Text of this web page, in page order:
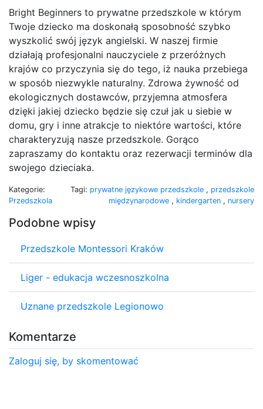
Bright Beginners to prywatne przedszkole w którym
Twoje dziecko ma doskonałą sposobność szybko
wyszkolić swój język angielski. W naszej firmie
działają profesjonalni nauczyciele z przeróżnych
krajów co przyczynia się do tego, iż nauka przebiega
w sposób niezwykle naturalny. Zdrowa żywność od
ekologicznych dostawców, przyjemna atmosfera
dzięki jakiej dziecko będzie się czuł jak u siebie w
domu, gry i inne atrakcje to niektóre wartości, które
charakteryzują nasze przedszkole. Gorąco
zapraszamy do kontaktu oraz rezerwacji terminów dla
swojego dzieciaka.
Kategorie:
Przedszkola
Tagi: prywatne językowe przedszkole , przedszkole
międzynarodowe , kindergarten , nursery
Podobne wpisy
Przedszkole Montessori Kraków
Liger - edukacja wczesnoszkolna
Uznane przedszkole Legionowo
Komentarze
Zaloguj się, by skomentować